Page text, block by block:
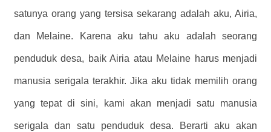
satunya orang yang tersisa sekarang adalah aku, Airia,
dan Melaine. Karena aku tahu aku adalah seorang
penduduk desa, baik Airia atau Melaine harus menjadi
manusia serigala terakhir. Jika aku tidak memilih orang
yang tepat di sini, kami akan menjadi satu manusia
serigala dan satu penduduk desa. Berarti aku akan